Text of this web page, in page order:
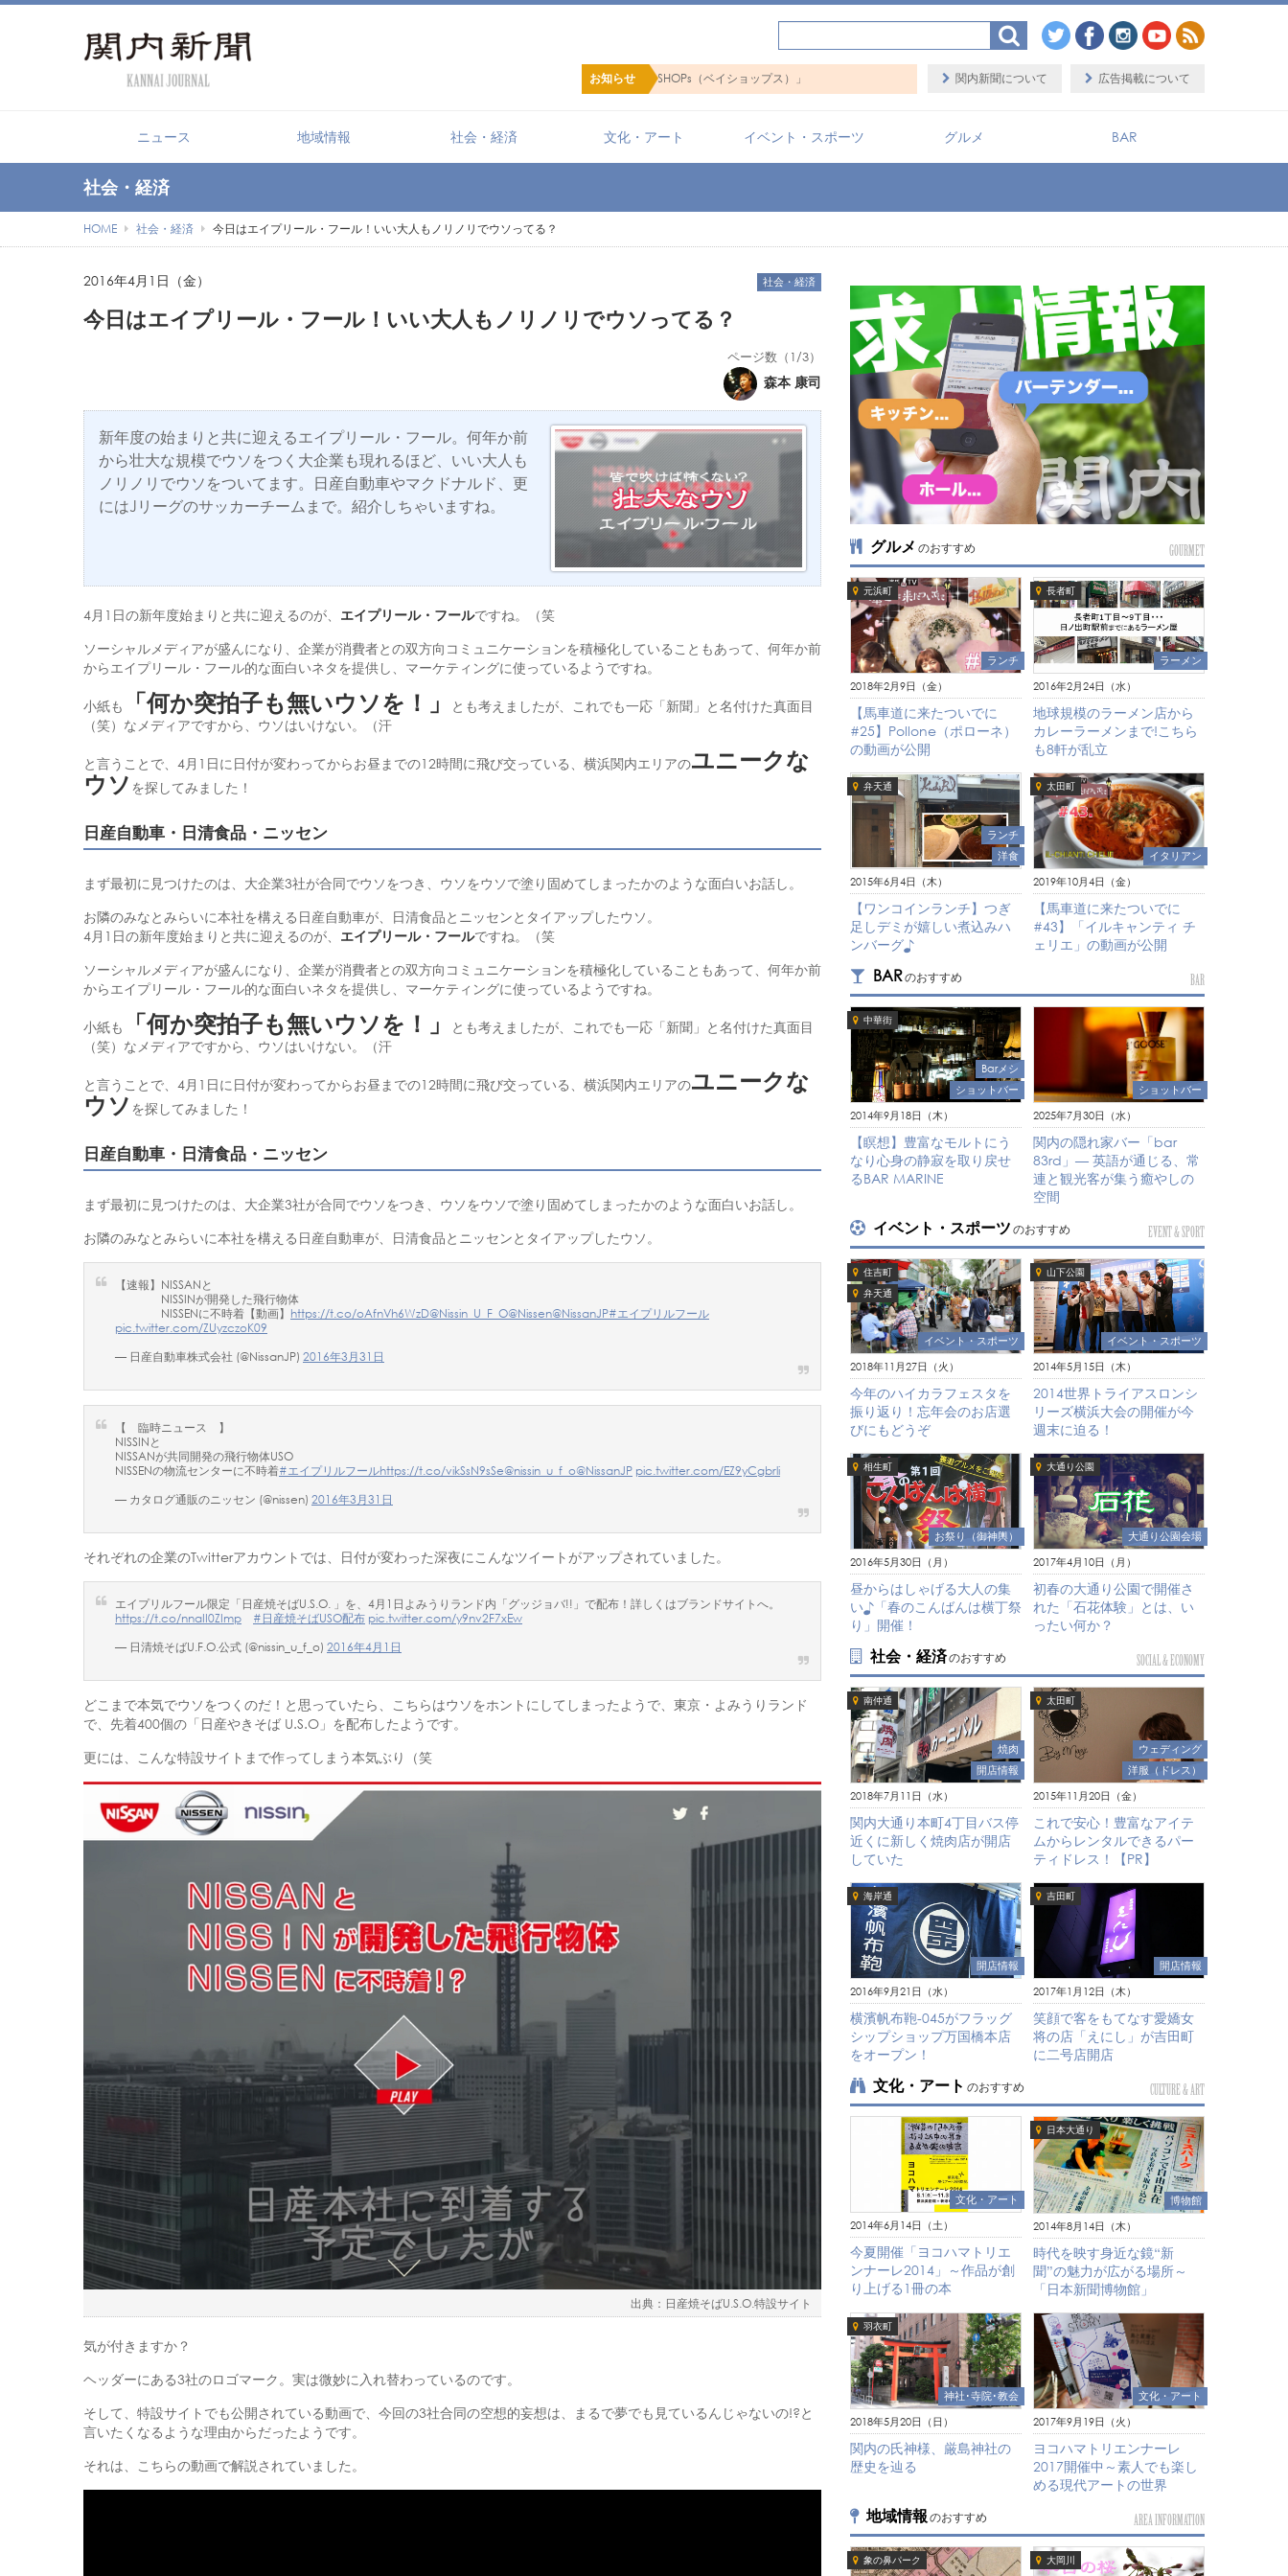
関内新聞について 広告掲載について
お知らせ
【PR】横浜の暮らしを便利にするショップ検索サイト「BaySHOPs（ベイショップス）」
ニュース 地域情報 社会・経済 文化・アート イベント・スポーツ グルメ BAR
社会・経済
HOME 社会・経済 今日はエイプリール・フール！いい大人もノリノリでウソってる？
2016年4月1日（金）
今日はエイプリール・フール！いい大人もノリノリでウソってる？
ページ数（1/3）
社会・経済
森本 康司
新年度の始まりと共に迎えるエイプリール・フール。何年か前
から壮大な規模でウソをつく大企業も現れるほど、いい大人も
ノリノリでウソをついてます。日産自動車やマクドナルド、更
にはJリーグのサッカーチームまで。紹介しちゃいますね。
4月1日の新年度始まりと共に迎えるのが、 エイプリール・フールですね。（笑
ソーシャルメディアが盛んになり、企業が消費者との双方向コミュニケーションを積極化していることもあって、何年か前
からエイプリール・フール的な面白いネタを提供し、マーケティングに使っているようですね。
小紙も 「何か突拍子も無いウソを！」
とも考えましたが、これでも一応「新聞」と名付けた真面目
（笑）なメディアですから、ウソはいけない。（汗
と言うことで、4月1日に日付が変わってからお昼までの12時間に飛び交っている、横浜関内エリアのユニークな
ウソ を探してみました！
日産自動車・日清食品・ニッセン
まず最初に見つけたのは、大企業3社が合同でウソをつき、ウソをウソで塗り固めてしまったかのような面白いお話し。
お隣のみなとみらいに本社を構える日産自動車が、日清食品とニッセンとタイアップしたウソ。
4月1日の新年度始まりと共に迎えるのが、 エイプリール・フールですね。（笑
ソーシャルメディアが盛んになり、企業が消費者との双方向コミュニケーションを積極化していることもあって、何年か前
からエイプリール・フール的な面白いネタを提供し、マーケティングに使っているようですね。
小紙も 「何か突拍子も無いウソを！」
とも考えましたが、これでも一応「新聞」と名付けた真面目
（笑）なメディアですから、ウソはいけない。（汗
と言うことで、4月1日に日付が変わってからお昼までの12時間に飛び交っている、横浜関内エリアのユニークな
ウソ を探してみました！
日産自動車・日清食品・ニッセン
まず最初に見つけたのは、大企業3社が合同でウソをつき、ウソをウソで塗り固めてしまったかのような面白いお話し。
お隣のみなとみらいに本社を構える日産自動車が、日清食品とニッセンとタイアップしたウソ。
【速報】NISSANと
NISSINが開発した飛行物体
NISSENに不時着【動画】 https://t.co/oAfnVh6WzD@Nissin_U_F_O@Nissen@NissanJP#エイプリルフール
pic.twitter.com/ZUyzczoK09
— 日産自動車株式会社 (@NissanJP) 2016年3月31日
【 臨時ニュース 】
NISSINと
NISSANが共同開発の飛行物体USO
NISSENの物流センターに不時着#エイプリルフールhttps://t.co/vikSsN9sSe@nissin_u_f_o@NissanJP pic.twitter.com/EZ9yCgbrli
— カタログ通販のニッセン (@nissen) 2016年3月31日
それぞれの企業のTwitterアカウントでは、日付が変わった深夜にこんなツイートがアップされていました。
エイプリルフール限定「日産焼そばU.S.O. 」を、4月1日よみうりランド内「グッジョバ!!」で配布！詳しくはブランドサイトへ。
https://t.co/nnaII0ZImp
#日産焼そばUSO配布 pic.twitter.com/y9nv2F7xEw
— 日清焼そばU.F.O.公式 (@nissin_u_f_o) 2016年4月1日
どこまで本気でウソをつくのだ！と思っていたら、こちらはウソをホントにしてしまったようで、東京・よみうりランド
で、先着400個の「日産やきそば U.S.O」を配布したようです。
更には、こんな特設サイトまで作ってしまう本気ぶり（笑
日産焼そばU.S.O.特設サイト
気が付きますか？
ヘッダーにある3社のロゴマーク。実は微妙に入れ替わっているのです。
そして、特設サイトでも公開されている動画で、今回の3社合同の空想的妄想は、まるで夢でも見ているんじゃないの!?と
言いたくなるような理由からだったようです。
それは、こちらの動画で解説されていました。
グルメ のおすすめ GOURMET
元浜町
ランチ
2018年2月9日（金）
【馬車道に来たついでに
#25】Pollone（ポローネ）
の動画が公開
長者町
ラーメン
2016年2月24日（水）
地球規模のラーメン店から
カレーラーメンまで!こちら
も8軒が乱立
弁天通
ランチ
洋食
2015年6月4日（木）
【ワンコインランチ】つぎ
足しデミが嬉しい煮込みハ
ンバーグ♪
太田町
イタリアン
2019年10月4日（金）
【馬車道に来たついでに
#43】「イルキャンティ チ
ェリエ」の動画が公開
BARのおすすめ BAR
中華街
Barメシ
ショットバー
2014年9月18日（木）
【瞑想】豊富なモルトにう
なり心身の静寂を取り戻せ
るBAR MARINE
ショットバー
2025年7月30日（水）
関内の隠れ家バー「bar
83rd」— 英語が通じる、常
連と観光客が集う癒やしの
空間
イベント・スポーツ のおすすめ EVENT & SPORT
住吉町
弁天通
イベント・スポーツ
2018年11月27日（火）
今年のハイカラフェスタを
振り返り！忘年会のお店選
びにもどうぞ
山下公園
イベント・スポーツ
2014年5月15日（木）
2014世界トライアスロンシ
リーズ横浜大会の開催が今
週末に迫る！
相生町
お祭り（御神輿）
2016年5月30日（月）
昼からはしゃげる大人の集
い♪「春のこんばんは横丁祭
り」開催！
大通り公園
大通り公園会場
2017年4月10日（月）
初春の大通り公園で開催さ
れた「石花体験」とは、い
ったい何か？
社会・経済のおすすめ SOCIAL & ECONOMY
南仲通
焼肉
開店情報
2018年7月11日（水）
関内大通り本町4丁目バス停
近くに新しく焼肉店が開店
していた
太田町
ウェディング
洋服（ドレス）
2015年11月20日（金）
これで安心！豊富なアイテ
ムからレンタルできるパー
ティドレス！【PR】
海岸通
開店情報
2016年9月21日（水）
横濱帆布鞄-045がフラッグ
シップショップ万国橋本店
をオープン！
吉田町
開店情報
2017年1月12日（木）
笑顔で客をもてなす愛嬌女
将の店「えにし」が吉田町
に二号店開店
文化・アート のおすすめ CULTURE & ART
文化・アート
2014年6月14日（土）
今夏開催「ヨコハマトリエ
ンナーレ2014」～作品が創
り上げる1冊の本
日本大通り
博物館
2014年8月14日（木）
時代を映す身近な鏡“新
聞”の魅力が広がる場所～
「日本新聞博物館」
羽衣町
神社･寺院･教会
2018年5月20日（日）
関内の氏神様、厳島神社の
歴史を辿る
文化・アート
2017年9月19日（火）
ヨコハマトリエンナーレ
2017開催中～素人でも楽し
める現代アートの世界
地域情報 のおすすめ AREA INFORMATION
象の鼻パーク 大岡川